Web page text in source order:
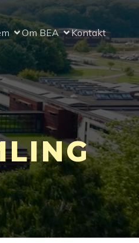
Om BEA Kontakt